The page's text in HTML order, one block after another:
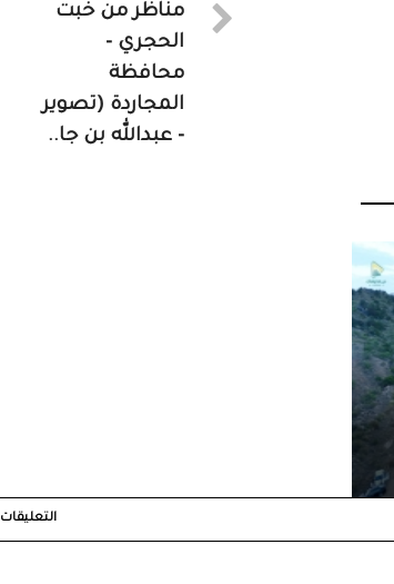
مناظر من خبت
الحجري -
محافظة
المجاردة (تصوير
- عبدالله بن جا..
التعليقات